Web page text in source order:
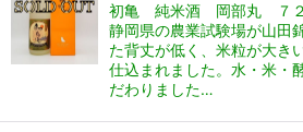
初亀 純米酒 岡部丸 ７２
静岡県の農業試験場が山田
た背丈が低く、米粒が大き
仕込まれました。水・米・
だわりました…